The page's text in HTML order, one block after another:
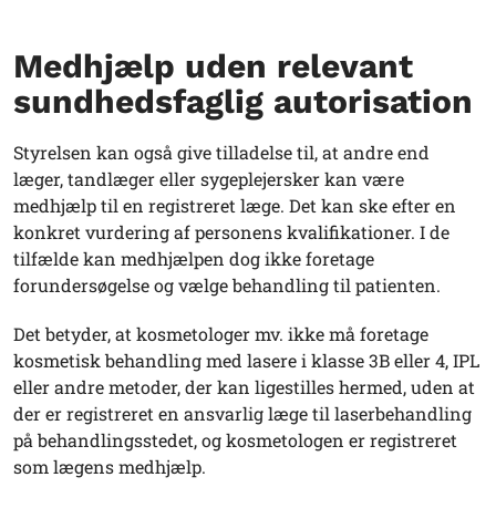
Medhjælp uden relevant
sundhedsfaglig autorisation
Styrelsen kan også give tilladelse til, at andre end
læger, tandlæger eller sygeplejersker kan være
medhjælp til en registreret læge. Det kan ske efter en
konkret vurdering af personens kvalifikationer. I de
tilfælde kan medhjælpen dog ikke foretage
forundersøgelse og vælge behandling til patienten.
Det betyder, at kosmetologer mv. ikke må foretage
kosmetisk behandling med lasere i klasse 3B eller 4, IPL
eller andre metoder, der kan ligestilles hermed, uden at
der er registreret en ansvarlig læge til laserbehandling
på behandlingsstedet, og kosmetologen er registreret
som lægens medhjælp.